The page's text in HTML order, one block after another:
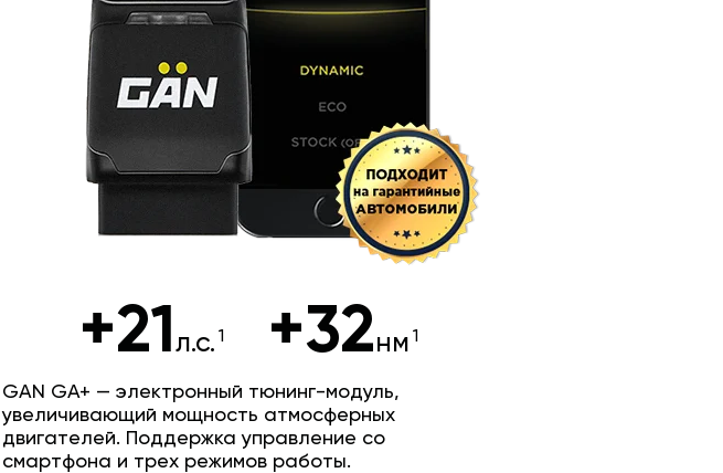
+21л.с. +32нм
GAN GA+ — электронный тюнинг-модуль,
увеличивающий мощность атмосферных
двигателей. Поддержка управление со
смартфона и трех режимов работы.